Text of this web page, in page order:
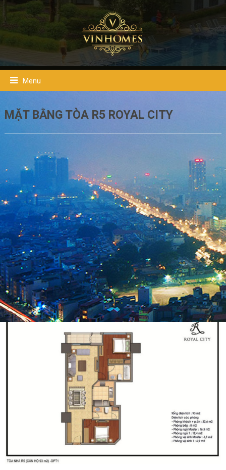
Menu
MẶT BẰNG TÒA R5 ROYAL CITY
dạng với 10 loại diện tích khác nhau, dao động từ 93 đến
137.6m2. Các căn hộ được thiết kế từ 2 đến 3 phòng ngủ.
Diện tích các căn hộ Royal City tòa R5 gồm: 93m2, 131.5m2,
131.4m2, 112.4m2, 104.9m2, 102.1m2, 101.8m2, 132.3m2,
132.8m2, 137.6m2.
MẶT BẰNG CĂN HỘ R5-93M2 ROYAL CITY
NGUYỄN TRÃI
Căn hộ diện tích 93m2 tòa R5 chung cư Royal City được thiết kế
gồm 1 phòng khách + 1 phòng ăn, 1 phòng bếp, 2 phòng ngủ và 2
WC.